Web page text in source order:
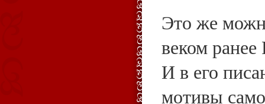
Это же
веком
И в его
мотивы